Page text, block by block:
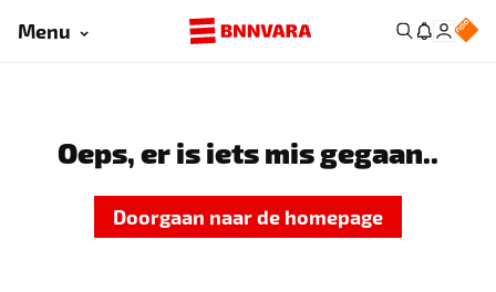
Menu
Oeps, er is iets mis gegaan..
Doorgaan naar de homepage